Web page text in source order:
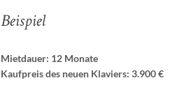
Beispiel
Mietdauer: 12 Monate
Kaufpreis des neuen Klaviers: 3.900 €